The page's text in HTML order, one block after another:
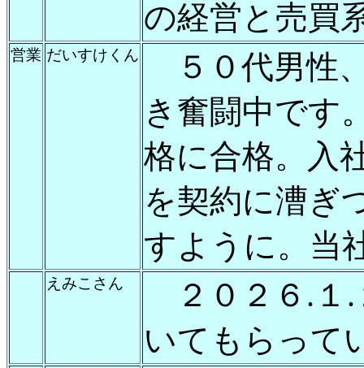
の経営と売買
営業 だいすけくん
５０代男性
き奮闘中です
格に合格。入
を契約に漕ぎ
すように。当
えみこさん
２０２６.１.
いてもらって